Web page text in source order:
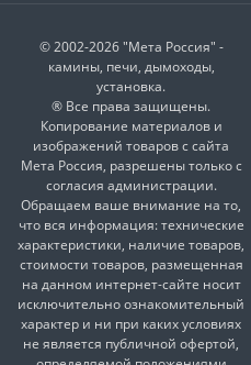
© 2002-2026 "Мета Россия" -
камины, печи, дымоходы,
установка.
® Все права защищены.
Копирование материалов и
изображений товаров с сайта
Мета Россия, разрешены только с
согласия администрации.
Обращаем ваше внимание на то,
что вся информация: технические
характеристики, наличие товаров,
стоимости товаров, размещенная
на данном интернет-сайте носит
исключительно ознакомительный
характер и ни при каких условиях
не является публичной офертой,